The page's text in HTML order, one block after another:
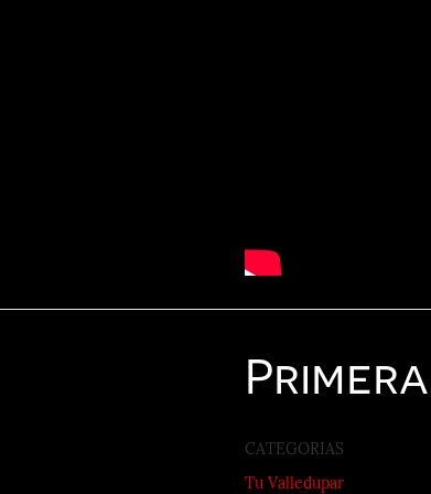
Primera
CATEGORIAS
Tu Valledupar